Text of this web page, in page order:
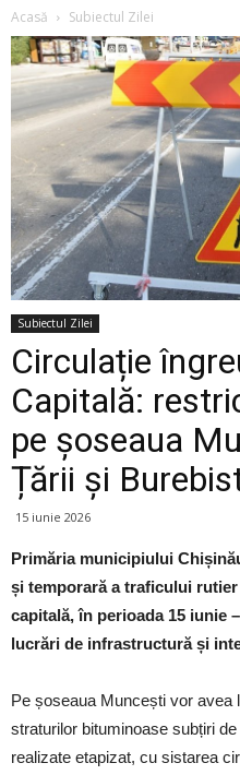
Acasă Subiectul Zilei
Subiectul Zilei
Circulație
Capitală:
pe șoseaua
Țării și
15 iunie 2026
Primăria municipiului
și temporară a traficului
capitală, în perioada 15 iunie
lucrări de infrastructură și
Pe șoseaua Muncești vor avea
straturilor bituminoase subțiri
realizate etapizat, cu sistarea